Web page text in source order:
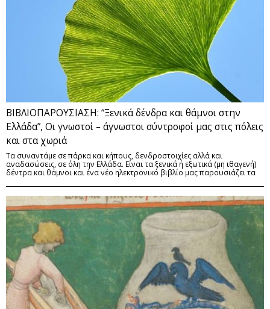
ΒΙΒΛΙΟΠΑΡΟΥΣΙΑΣΗ: “Ξενικά δένδρα και θάμνοι στην
Ελλάδα”, Οι γνωστοί – άγνωστοι σύντροφοί μας στις πόλεις
και στα χωριά
Τα συναντάμε σε πάρκα και κήπους, δενδροστοιχίες αλλά και
αναδασώσεις, σε όλη την Ελλάδα. Είναι τα ξενικά ή εξωτικά (μη ιθαγενή)
δέντρα και θάμνοι και ένα νέο ηλεκτρονικό βιβλίο μας παρουσιάζει τα